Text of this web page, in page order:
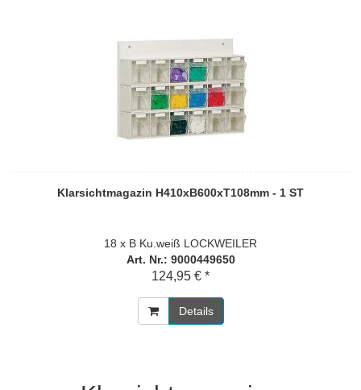
Klarsichtmagazin H410xB600xT108mm - 1 ST
18 x B Ku.weiß LOCKWEILER
Art. Nr.: 9000449650
124,95 € *
Details